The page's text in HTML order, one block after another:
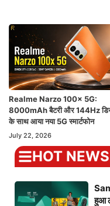
Realme Narzo 100x 5G:
8000mAh बैटरी और 144Hz
के साथ आया नया 5G स्मार्टफोन
July 22, 2026
HOT NEWS
हुआ